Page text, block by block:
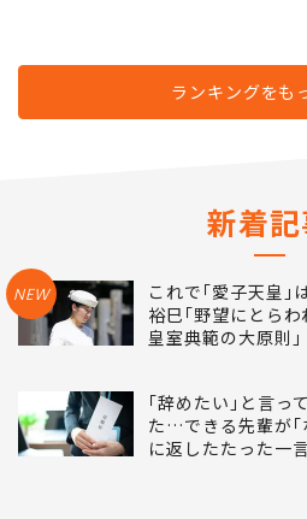
ランキングをも
新着
NEW
これで｢愛子天皇｣
裕巳｢野望にとら
皇室典範の大原則｣
｢辞めたい｣と言っ
た…できる先輩が｢
に返したたった一